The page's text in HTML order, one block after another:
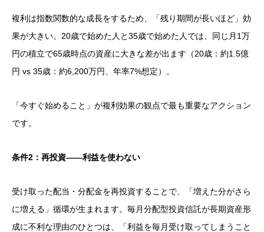
複利は指数関数的な成長をするため、「残り期間が長いほど」効
果が大きい。20歳で始めた人と35歳で始めた人では、同じ月1万
円の積立で65歳時点の資産に大きな差が出ます（20歳：約1.5億
円 vs 35歳：約6,200万円、年率7%想定）。
「今すぐ始めること」が複利効果の観点で最も重要なアクション
です。
条件2：再投資——利益を使わない
受け取った配当・分配金を再投資することで、「増えた分がさら
に増える」循環が生まれます。毎月分配型投資信託が長期資産形
成に不利な理由のひとつは、「利益を毎月受け取ってしまうこと